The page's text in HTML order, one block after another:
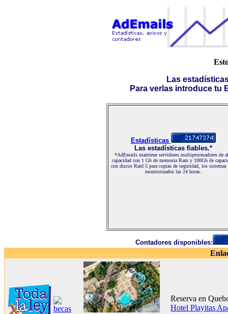
Las
Para verlas introduce tu
Estadísticas
Las estadísticas fiables.*
*AdEmails mantiene servidores multiprocesadores de
capacidad con 1 Gb de memoria Ram y 100Gb de
con discos Raid 5 para copias de seguridad, los sistemas
monitorizados las 24 horas.
Contadores disponibles:
Reserva en
Hotel Playitas